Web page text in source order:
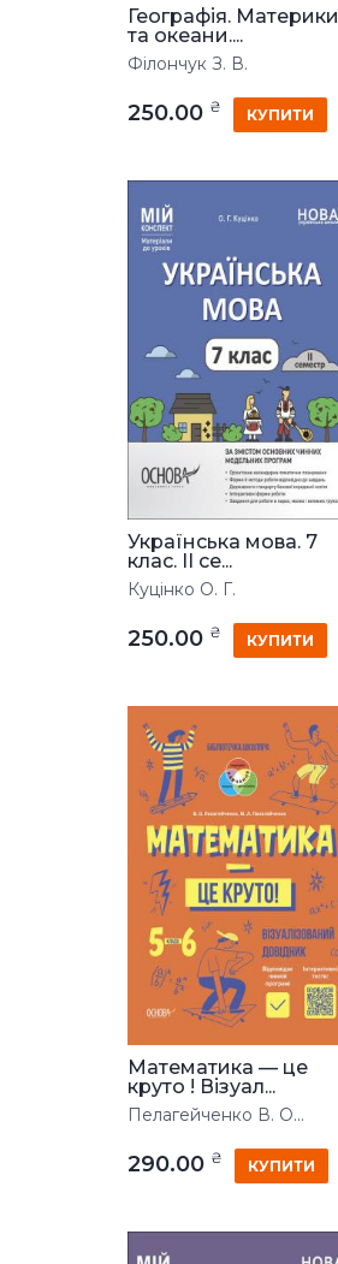
Географія. Материки
та океани....
Філончук З. В.
250.00 ₴ КУПИТИ
Українська мова. 7
клас. ІІ се...
Куцінко О. Г.
250.00 ₴ КУПИТИ
Математика — це
круто ! Візуал...
Пелагейченко В. О...
290.00 ₴ КУПИТИ